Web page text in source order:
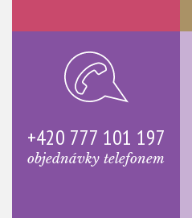
+420 777 101 197
objednávky telefonem